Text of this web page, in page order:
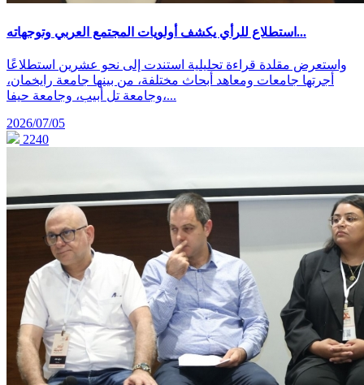
استطلاع للرأي يكشف أولويات المجتمع العربي وتوجهاته...
واستعرض مقلدة قراءة تحليلية استندت إلى نحو عشرين استطلاعًا
أجرتها جامعات ومعاهد أبحاث مختلفة، من بينها جامعة رايخمان،
وجامعة تل أبيب، وجامعة حيفا،...
2026/07/05
2240